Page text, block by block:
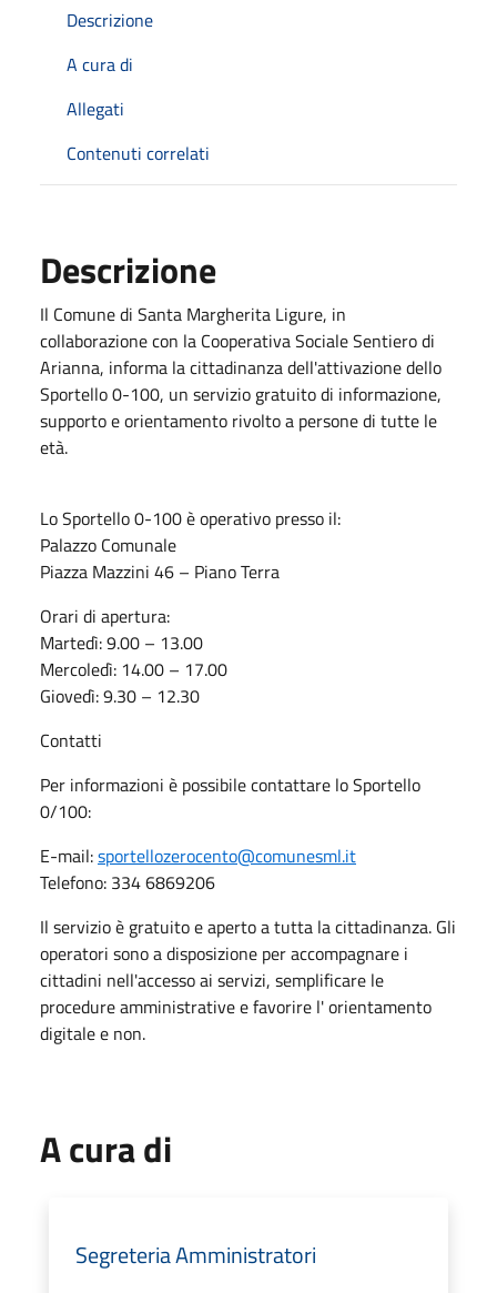
Descrizione
A cura di
Allegati
Contenuti correlati
Descrizione
Il Comune di Santa Margherita Ligure, in
collaborazione con la Cooperativa Sociale Sentiero di
Arianna, informa la cittadinanza dell'attivazione dello
Sportello 0-100, un servizio gratuito di informazione,
supporto e orientamento rivolto a persone di tutte le
età.
Lo Sportello 0-100 è operativo presso il:
Palazzo Comunale
Piazza Mazzini 46 – Piano Terra
Orari di apertura:
Martedì: 9.00 – 13.00
Mercoledì: 14.00 – 17.00
Giovedì: 9.30 – 12.30
Contatti
Per informazioni è possibile contattare lo Sportello
0/100:
E-mail:sportellozerocento@comunesml.it
Telefono: 334 6869206
Il servizio è gratuito e aperto a tutta la cittadinanza. Gli
operatori sono a disposizione per accompagnare i
cittadini nell'accesso ai servizi, semplificare le
procedure amministrative e favorire l' orientamento
digitale e non.
A cura di
Segreteria Amministratori